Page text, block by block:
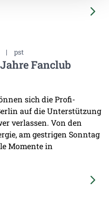
| pst
Fanclub
sich die Profi-
auf die Unterstützung
verlassen. Von den
am gestrigen Sonntag
Momente in